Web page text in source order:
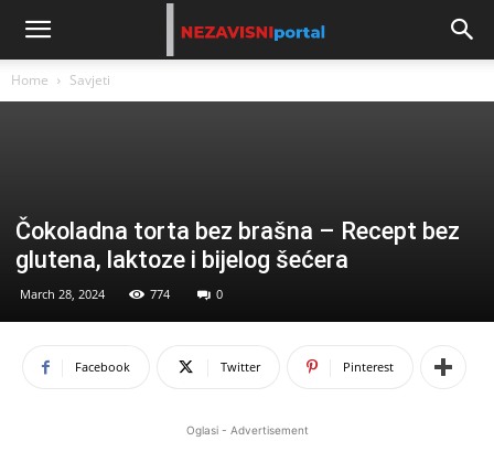
Home Savjeti
Čokoladna torta bez brašna – Recept bez
glutena, laktoze i bijelog šećera
March 28, 2024 774 0
Facebook Twitter Pinterest
Oglasi - Advertisement